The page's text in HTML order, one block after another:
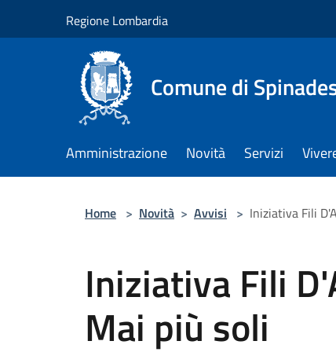
Regione Lombardia
Comune di
Amministrazione Novità Servizi
Home > Novità > Avvisi > Iniziativa Fili
Iniziativa Fili
Mai più soli